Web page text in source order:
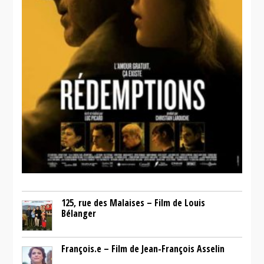
125, rue des Malaises – Film de Louis
Bélanger
François.e – Film de Jean-François Asselin